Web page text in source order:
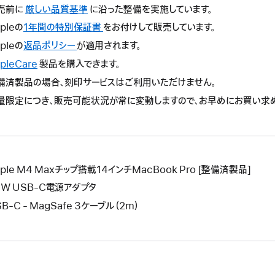
前に 厳しい品質基準 に沿った整備を実施しています。
の1年間の特別保証書 こ
の
作
に
よ
ウ
ド
が
をお付けして販売しています。
の返品ポリシーこ
の
操
作
に
い
ウ
イ
ウ
が適用されます。
こ
の
作
よ
新
し
い
ウ
製品を購入できます。
済製品の場合、刻印サービスはご利用いただけません。
限定につき、販売可能状況が常に変動しますので、お早めにお買い求
M4 Maxチップ搭載14インチMacBook Pro [整備済製品]
USB-C電源アダプタ
C - MagSafe 3ケーブル（2m）